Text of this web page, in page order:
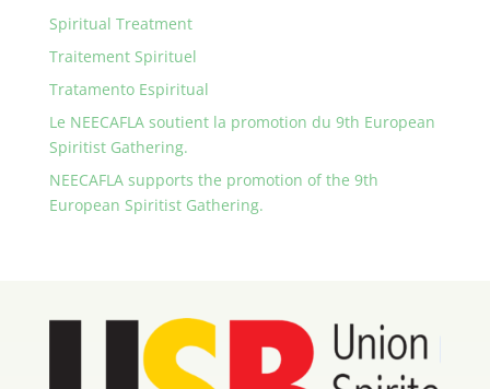
Spiritual Treatment
Traitement Spirituel
Tratamento Espiritual
Le NEECAFLA soutient la promotion du 9th European
Spiritist Gathering.
NEECAFLA supports the promotion of the 9th
European Spiritist Gathering.